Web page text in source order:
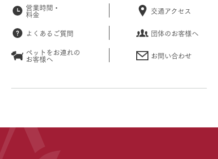
営業時間・
料金 交通アクセス
よくあるご質問
団体のお客様へ
ペットをお連れの
お客様へ お問い合わせ